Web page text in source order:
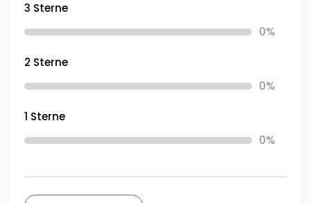
3 Sterne
0%
2 Sterne
0%
1 Sterne
0%